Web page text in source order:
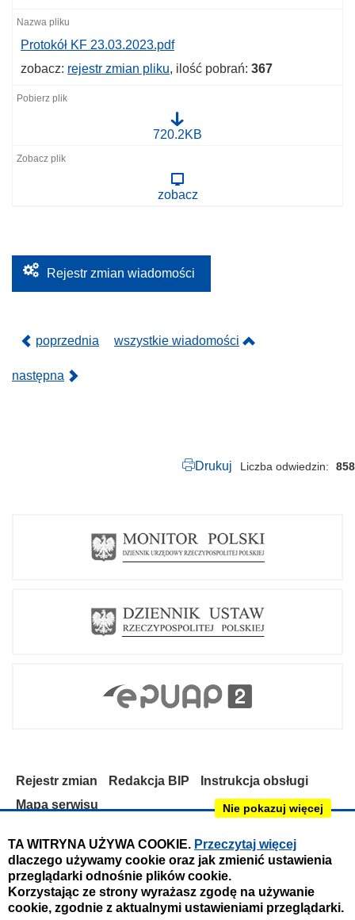
TA WITRYNA UŻYWA COOKIE. Przeczytaj więcej
dlaczego używamy cookie oraz jak zmienić ustawienia
przeglądarki odnośnie plików cookie.
Korzystając ze strony wyrażasz zgodę na używanie
cookie, zgodnie z aktualnymi ustawieniami przeglądarki.
Nie pokazuj więcej
Protokół KF 23.03.2023.pdf
zobacz: rejestr zmian pliku, ilość pobrań: 367
o
3
2
0
3
720.2KB
zobacz
Rejestr zmian wiadomości
poprzednia wszystkie wiadomości
następna
Drukuj Liczba odwiedzin 858
Rejestr zmian Redakcja BIP
Instrukcja obsługi
Mapa serwisu
Obsługa i nadzór techniczny:
IntraCOM.pl